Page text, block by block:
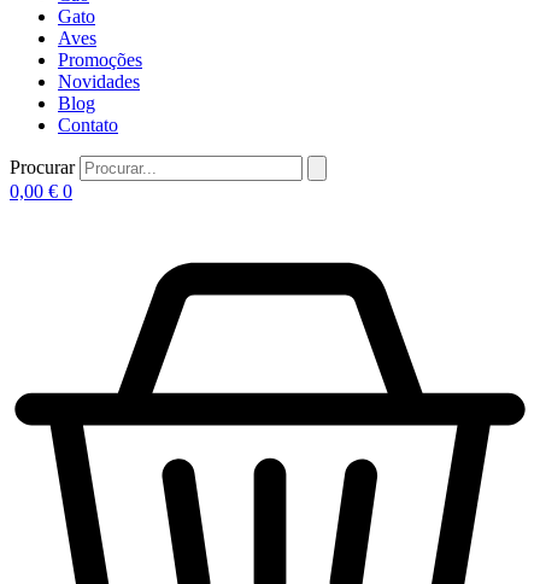
Gato
Aves
Promoções
Novidades
Blog
Contato
Procurar
0,00 € 0